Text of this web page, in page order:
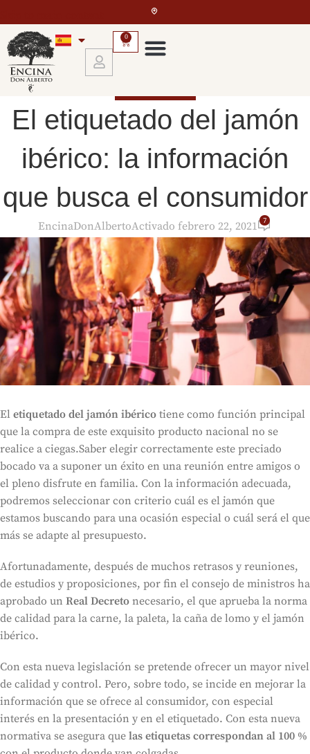
0
El etiquetado del jamón
ibérico: la información
que busca el consumidor
EncinaDonAlbertoActivado febrero 22, 2021 7
El etiquetado del jamón ibérico tiene como función principal
que la compra de este exquisito producto nacional no se
realice a ciegas.Saber elegir correctamente este preciado
bocado va a suponer un éxito en una reunión entre amigos o
el pleno disfrute en familia. Con la información adecuada,
podremos seleccionar con criterio cuál es el jamón que
estamos buscando para una ocasión especial o cuál será el que
más se adapte al presupuesto.
Afortunadamente, después de muchos retrasos y reuniones,
de estudios y proposiciones, por fin el consejo de ministros ha
aprobado un Real Decreto necesario, el que aprueba la norma
de calidad para la carne, la paleta, la caña de lomo y el jamón
ibérico.
Con esta nueva legislación se pretende ofrecer un mayor nivel
de calidad y control. Pero, sobre todo, se incide en mejorar la
información que se ofrece al consumidor, con especial
interés en la presentación y en el etiquetado. Con esta nueva
normativa se asegura que las etiquetas correspondan al 100 %